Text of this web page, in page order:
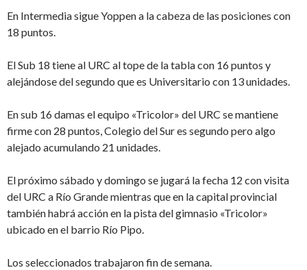
En Intermedia sigue Yoppen a la cabeza de las posiciones con
18 puntos.
El Sub 18 tiene al URC al tope de la tabla con 16 puntos y
alejándose del segundo que es Universitario con 13 unidades.
En sub 16 damas el equipo «Tricolor» del URC se mantiene
firme con 28 puntos, Colegio del Sur es segundo pero algo
alejado acumulando 21 unidades.
El próximo sábado y domingo se jugará la fecha 12 con visita
del URC a Río Grande mientras que en la capital provincial
también habrá acción en la pista del gimnasio «Tricolor»
ubicado en el barrio Río Pipo.
Los seleccionados trabajaron fin de semana.